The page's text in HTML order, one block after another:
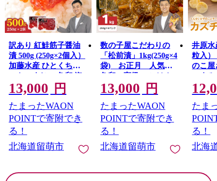
訳あり 紅鮭筋子醤油
漬 500g (250g×2個入）
加藤水産 ひとくちカ
ット すじこ 魚卵 海
鮮 おかず おにぎりの
具 贈答 ギフト 人気 留
萌市R002-004
13,000 円
たまったWAON
POINTで寄附でき
る！
北海道留萌市
数の子屋こだわりの
「松前漬」1kg(250g×4
袋) お正月 人気
魚卵 高級 ごはん
のお供 惣菜 おかず 珍
味 海鮮 海産物 海の幸
魚介 魚介類 魚卵 加工
品 おせち
13,000 円
たまったWAON
POINTで寄附でき
る！
北海道留萌市
井原水
粒入
のこ屋
つ
酒の
ーズ
り
たま
る！
北海